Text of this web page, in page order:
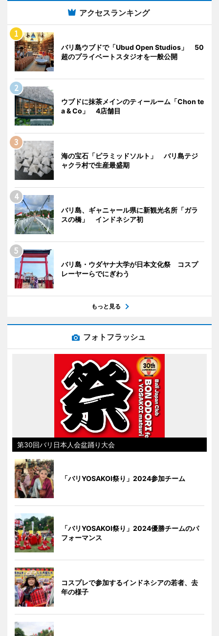
アクセスランキング
バリ島ウブドで「Ubud Open Studios」 50
超のプライベートスタジオを一般公開
ウブドに抹茶メインのティールーム「Chon te
a & Co」 4店舗目
海の宝石「ピラミッドソルト」 バリ島テジ
ャクラ村で生産最盛期
バリ島、ギャニャール県に新観光名所「ガラ
スの橋」 インドネシア初
バリ島・ウダヤナ大学が日本文化祭 コスプ
レーヤーらでにぎわう
もっと見る
フォトフラッシュ
第30回バリ日本人会盆踊り大会
「バリYOSAKOI祭り」2024参加チーム
「バリYOSAKOI祭り」2024優勝チームのパ
フォーマンス
コスプレで参加するインドネシアの若者、去
年の様子